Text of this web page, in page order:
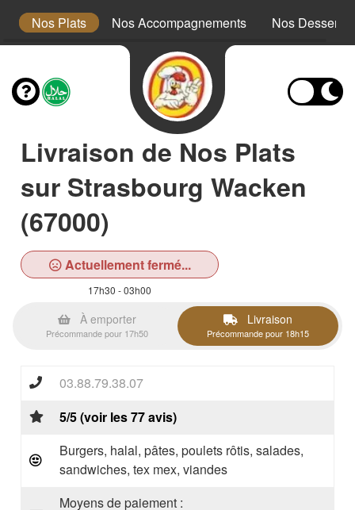
Nos Plats Nos Accompagnements Nos Desserts
Livraison de Nos Plats
sur Strasbourg Wacken
(67000)
Actuellement fermé...
17h30 - 03h00
À emporter
Précommande pour 17h50
Livraison
Précommande pour 18h15
03.88.79.38.07
5/5 (voir les 77 avis)
Burgers, halal, pâtes, poulets rôtis, salades,
sandwiches, tex mex, viandes
Moyens de paiement :